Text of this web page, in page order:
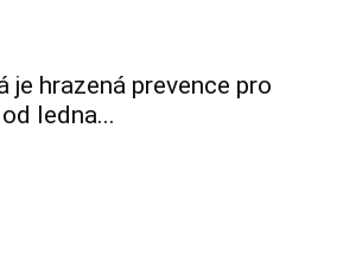
je hrazená prevence pro
ledna...